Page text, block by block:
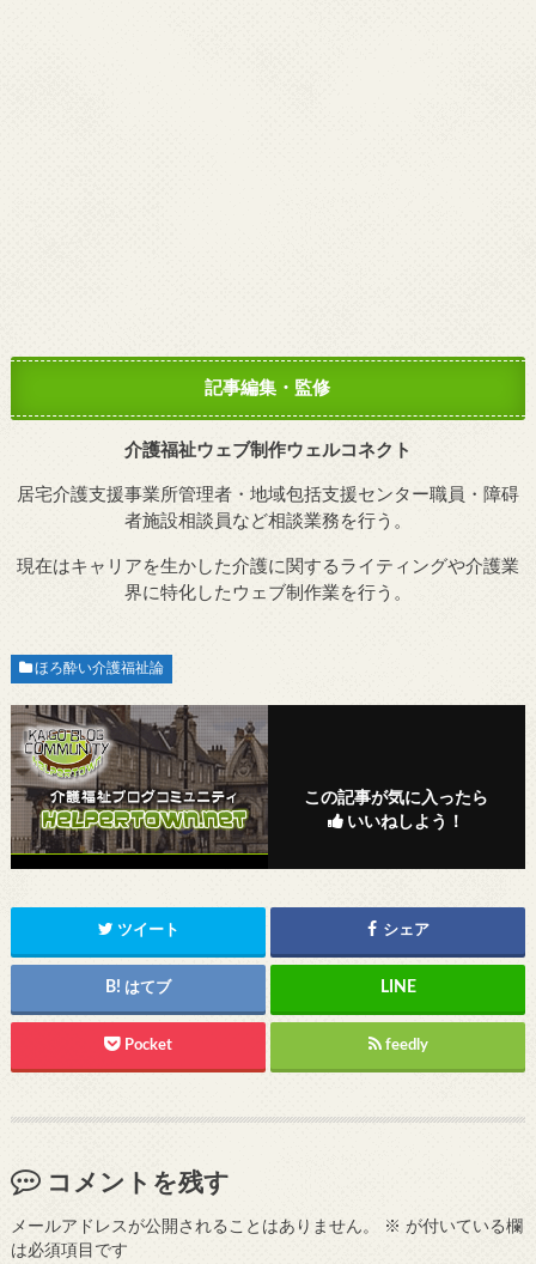
記事編集・監修
介護福祉ウェブ制作ウェルコネクト
居宅介護支援事業所管理者・地域包括支援センター職員・障碍
者施設相談員など相談業務を行う。
現在はキャリアを生かした介護に関するライティングや介護業
界に特化したウェブ制作業を行う。
ほろ酔い介護福祉論
この記事が気に入ったら
いいねしよう！
ツイート シェア
はてブ
Pocket feedly
コメントを残す
メールアドレスが公開されることはありません。 ※ が付いている欄
は必須項目です